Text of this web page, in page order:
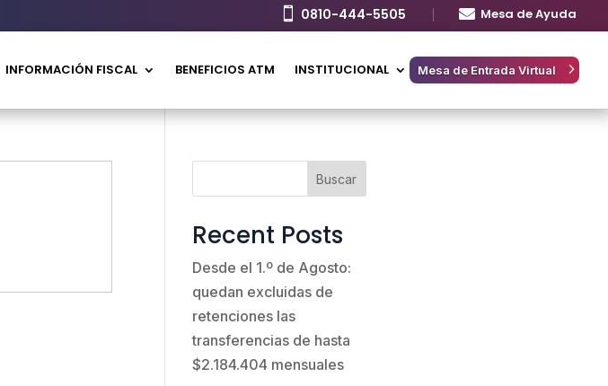
 0810-444-5505  Mesa de Ayuda
INFORMACIÓN FISCAL BENEFICIOS ATM INSTITUCIONAL Mesa de Entrada Virtual
Buscar
Recent Posts
Desde el 1.º de Agosto:
quedan excluidas de
retenciones las
transferencias de hasta
$2.184.404 mensuales